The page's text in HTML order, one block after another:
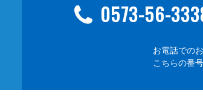
0573-56-
お電話での
こちらの番